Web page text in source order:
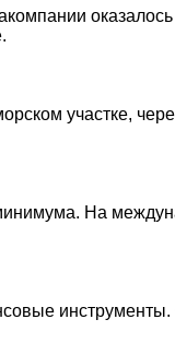
участке,
На